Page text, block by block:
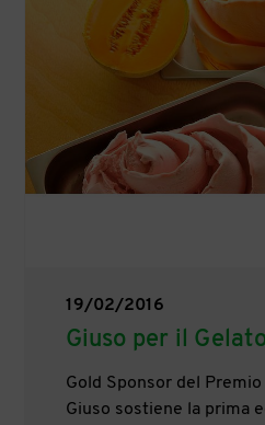
19/02/2016
Giuso per il
Gold Sponsor del
Giuso sostiene la prima